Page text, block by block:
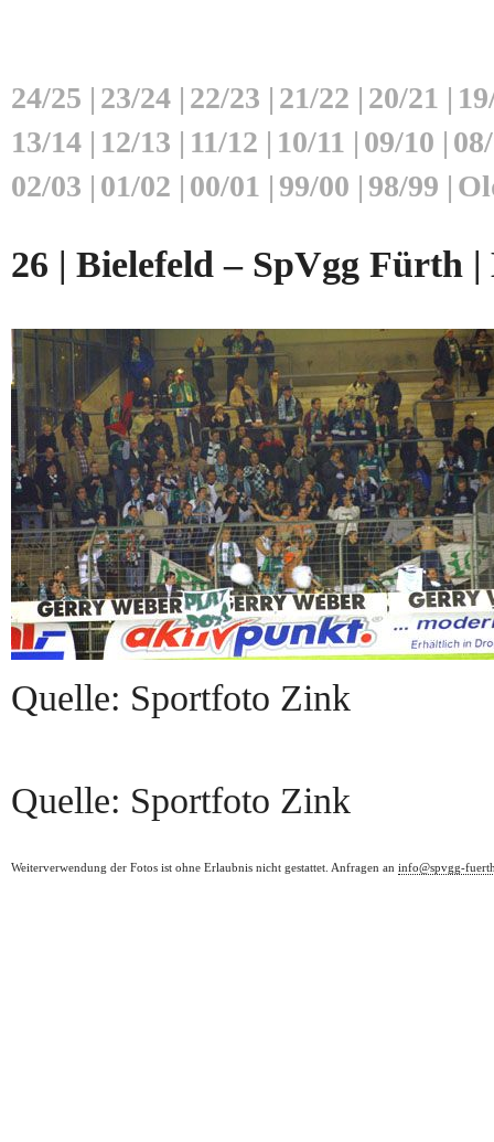
24/25 | 23/24 | 22/23 | 21/22 | 20/21 |
13/14 | 12/13 | 11/12 | 10/11 | 09/10 |
02/03 | 01/02 | 00/01 | 99/00 | 98/99 |
26 | Bielefeld – SpVgg Fürth |
Quelle: Sportfoto Zink
Quelle: Sportfoto Zink
Weiterverwendung der Fotos ist ohne Erlaubnis nicht gestattet. Anfragen an info@spvgg-